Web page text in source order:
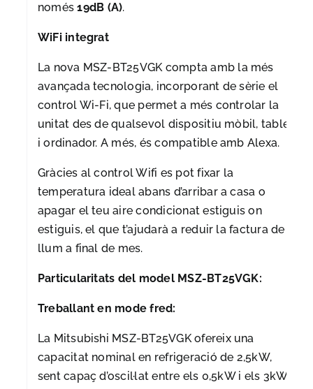
només19dB (A).
WiFi integrat
La nova MSZ-BT25VGK compta amb la més
avançada tecnologia, incorporant de sèrie el
control Wi-Fi, que permet a més controlar la
unitat des de qualsevol dispositiu mòbil, tablet
i ordinador. A més, és compatible amb Alexa.
Gràcies al control Wifi es pot fixar la
temperatura ideal abans d’arribar a casa o
apagar el teu aire condicionat estiguis on
estiguis, el que t’ajudarà a reduir la factura de
llum a final de mes.
Particularitats del model MSZ-BT25VGK:
Treballant en mode fred:
La Mitsubishi MSZ-BT25VGK ofereix una
capacitat nominal en refrigeració de 2,5kW,
sent capaç d’oscil·lat entre els 0,5kW i els 3kW a